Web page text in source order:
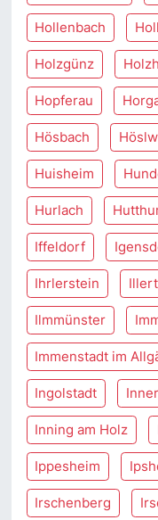
Hollenbach
Holzgünz
Hopferau
Hösbach
Huisheim
Hurlach
Iffeldorf
Ihrlerstein
Ilmmünster
Immenstadt im
Ingolstadt
Inning am Holz
Ippesheim
Irschenberg